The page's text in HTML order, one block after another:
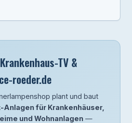
TV &
roeder.de
plant und baut
Anlagen für Krankenhäuser,
und Wohnanlagen —